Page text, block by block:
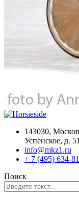
143030,
Успенское, д.
info@mkz1.ru
+ 7 (495) 634-
Поиск